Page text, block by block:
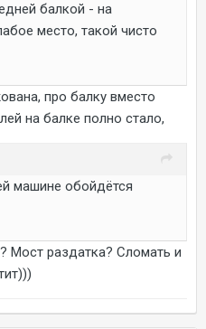
балкой - на
место, такой чисто
про балку вместо
на балке полно стало,
машине обойдётся
Мост раздатка? Сломать и